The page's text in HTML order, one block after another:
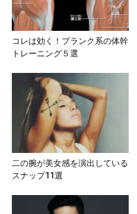
コレは効く！プランク系の体幹
トレーニング５選
二の腕が美女感を演出している
スナップ11選